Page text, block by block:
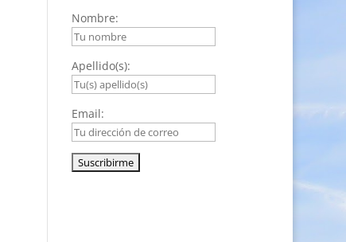
Nombre:
Apellido(s):
Email: